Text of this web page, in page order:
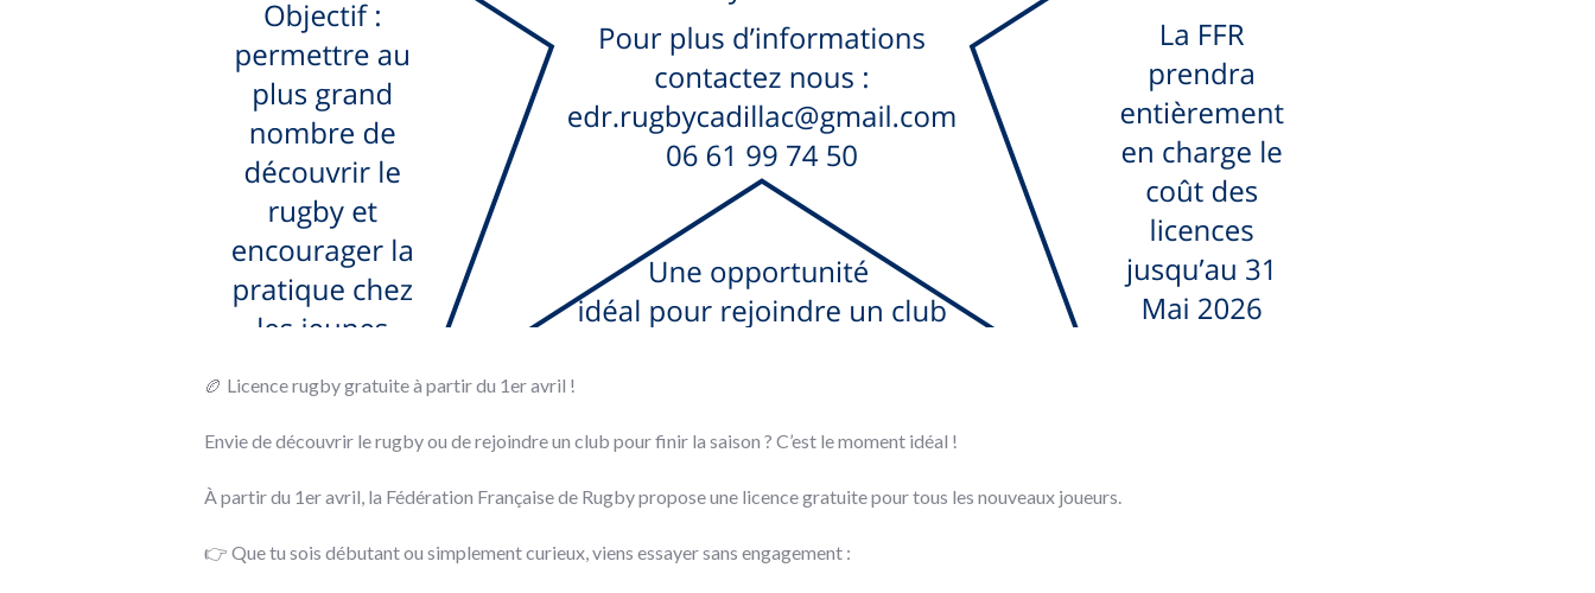
🏉 Licence rugby gratuite à partir du 1er avril !
Envie de découvrir le rugby ou de rejoindre un club pour finir la saison ? C’est le moment idéal !
À partir du 1er avril, la Fédération Française de Rugby propose une licence gratuite pour tous les nouveaux joueurs.
👉 Que tu sois débutant ou simplement curieux, viens essayer sans engagement :